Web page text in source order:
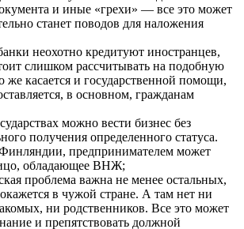
и иные «грехи» — все это может
станет поводов для наложения
неохотно кредитуют иностранцев,
слишком рассчитывать на подобную
же касается и государственной помощи,
в основном, гражданам
можно вести бизнес без
получения определенного статуса.
предпринимателем может
обладающее ВНЖ;
проблема важна не менее остальных,
в чужой стране. А там нет ни
ни родственников. Все это может
и препятствовать должной